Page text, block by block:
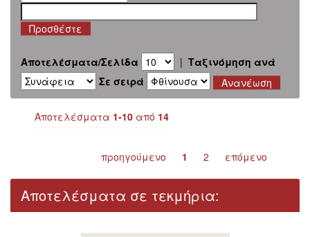
Αποτελέσματα/Σελίδα | Ταξινόμηση ανά
Σε σειρά
Αποτελέσματα 1-10 από 14
προηγούμενο 1 2 επόμενο
Αποτελέσματα σε τεκμήρια: